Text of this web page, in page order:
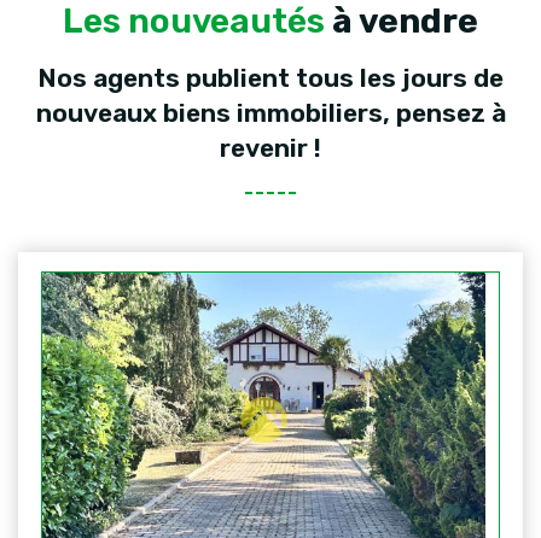
Les nouveautés à vendre
Nos agents publient tous les jours de
nouveaux biens immobiliers, pensez à
revenir !